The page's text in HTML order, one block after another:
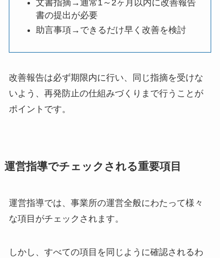
文書指摘→通常1～2ヶ月以内に改善報告
書の提出が必要
助言事項→できるだけ早く改善を検討
改善報告は必ず期限内に行い、同じ指摘を受けな
いよう、再発防止の仕組みづくりまで行うことが
ポイントです。
運営指導でチェックされる重要項目
運営指導では、事業所の運営全般にわたって様々
な項目がチェックされます。
しかし、すべての項目を同じように確認されるわ